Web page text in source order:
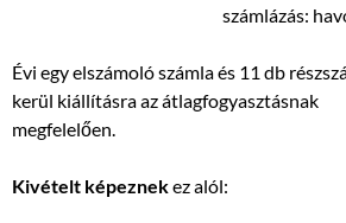
számlázás:
Évi egy elszámoló számla és 11 db
kerül kiállításra az átlagfogyasztásnak
megfelelően.
Kivételt képeznekez alól: